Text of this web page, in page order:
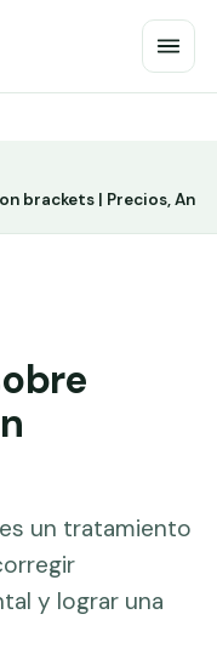
brackets | Precios, An
un tratamiento
y lograr una